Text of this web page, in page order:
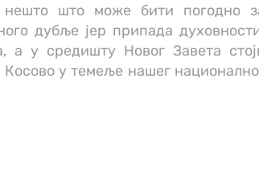
што може бити погодно
дубље јер припада
а у средишту Новог Завета
Косово у темеље нашег